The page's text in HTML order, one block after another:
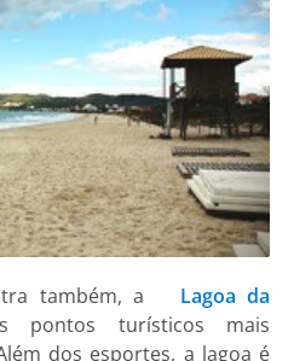
também, a
Lagoa da
pontos turísticos mais
dos esportes, a lagoa é